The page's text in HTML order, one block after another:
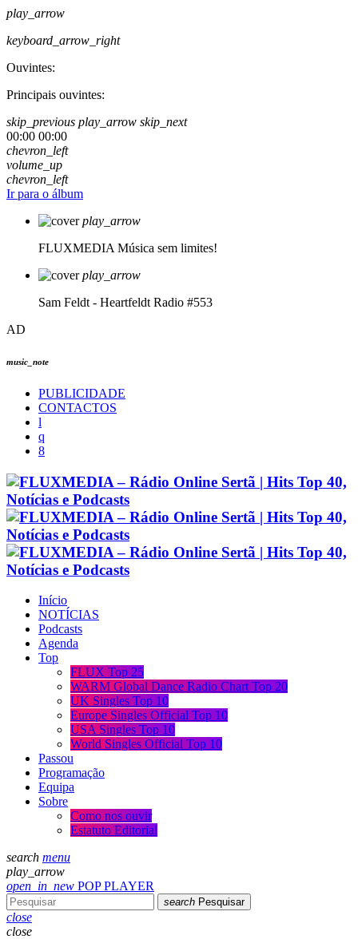
play_arrow
keyboard_arrow_right
Ouvintes:
Principais ouvintes:
skip_previous play_arrow skip_next
00:00 00:00
chevron_left
volume_up
chevron_left
Ir para o álbum
play_arrow
FLUXMEDIA Música sem limites!
play_arrow
Sam Feldt - Heartfeldt Radio #553
AD
music_note
PUBLICIDADE
CONTACTOS
Início
NOTÍCIAS
Podcasts
Agenda
Top
FLUX Top 25
WARM Global Dance Radio Chart Top 20
UK Singles Top 10
Europe Singles Official Top 10
USA Singles Top 10
World Singles Official Top 10
Passou
Programação
Equipa
Sobre
Como nos ouvir
Estatuto Editorial
search menu
play_arrow
open_in_new POP PLAYER
search Pesquisar
close
close